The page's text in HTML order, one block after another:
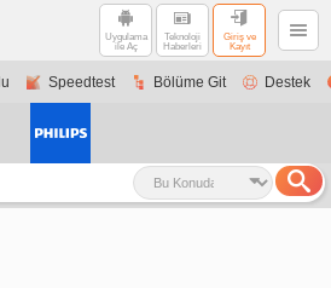
Uygulama
ile Aç
Teknoloji
Haberleri
Giriş ve
Kayıt
Speedtest Bölüme Git Destek